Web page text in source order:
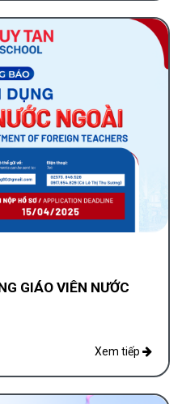
GIÁO VIÊN NƯỚC
Xem tiếp